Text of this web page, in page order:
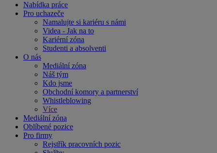
Nabídka práce
Pro uchazeče
Namalujte si kariéru s námi
Videa - Jak na to
Kariérní zóna
Studenti a absolventi
O nás
Mediální zóna
Náš tým
Kdo jsme
Obchodní komory a partnerství
Whistleblowing
Více
Mediální zóna
Oblíbené pozice
Pro firmy
Rejstřík pracovních pozic